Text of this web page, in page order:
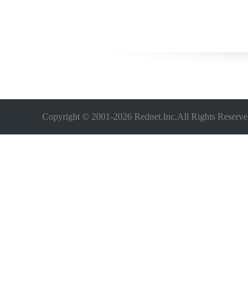
Copyright © 2001-2026 Rednet.Inc.All Rights Reserve